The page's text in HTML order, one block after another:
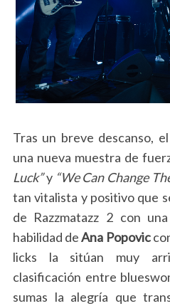
Tras un breve descanso,
una nueva muestra de
Luck”y “We Can Change
tan vitalista y positivo que
de Razzmatazz 2 con
habilidad deAna Popovic
licks la sitúan muy
clasificación entre
sumas la alegría que